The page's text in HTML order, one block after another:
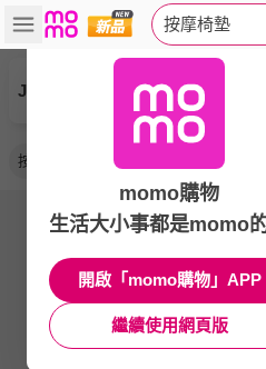
按摩椅墊
JHT
按摩墊
momo購物
生活大小事都是momo
開啟「momo購物」APP
繼續使用網頁版